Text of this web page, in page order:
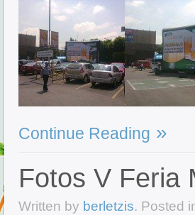
Continue Reading
Fotos V Feria
Written by berletzis. Posted